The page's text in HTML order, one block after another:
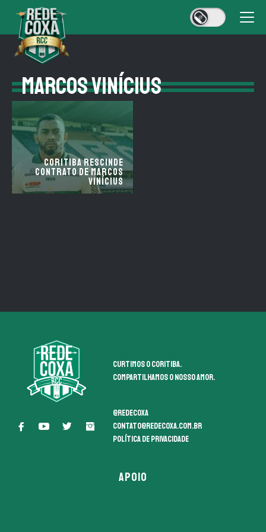
MARCOS VINÍCIUS
Coritiba rescinde
contrato de Marcos
Vinícius
Curtimos o coritiba.
Compartilhamos o nosso amor.
@redecoxa
contato@redecoxa.com.br
Política de Privacidade
APOIO